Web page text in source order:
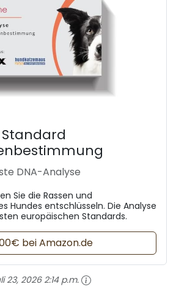
DNA-Analyse
Sie die Rassen und
Hundes entschlüsseln. Die Analyse
europäischen Standards.
bei Amazon.de
23, 2026 2:14 p.m.